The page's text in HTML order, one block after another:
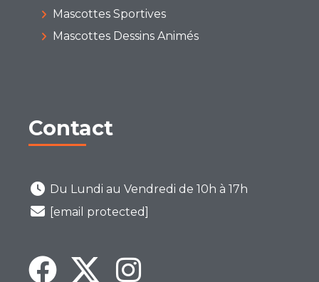
Mascottes Sportives
Mascottes Dessins Animés
Contact
Du Lundi au Vendredi de 10h à 17h
[email protected]